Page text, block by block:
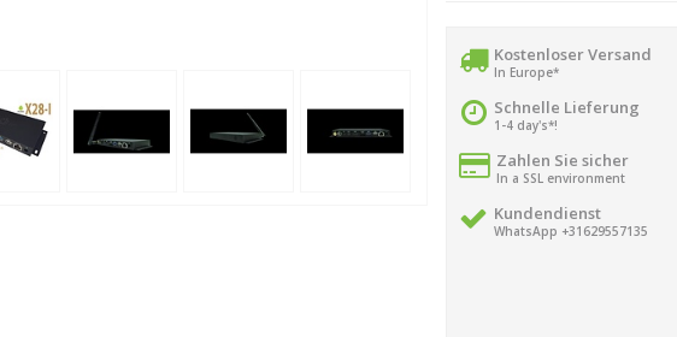
Kostenloser Versand
In Europe*
Schnelle Lieferung
1-4 day's*!
Zahlen Sie sicher
In a SSL environment
Kundendienst
WhatsApp +31629557135